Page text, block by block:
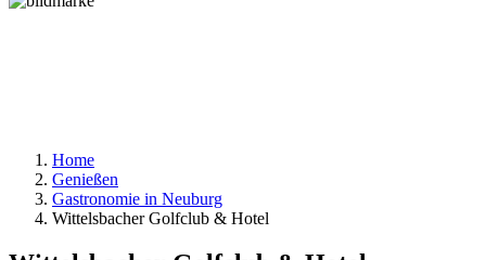
Home
Genießen
Gastronomie in Neuburg
Wittelsbacher Golfclub & Hotel